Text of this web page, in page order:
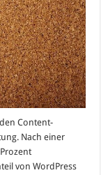
Content-
Nach einer
von WordPress